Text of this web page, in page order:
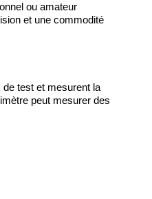
ou amateur
et une commodité
test et mesurent la
peut mesurer des